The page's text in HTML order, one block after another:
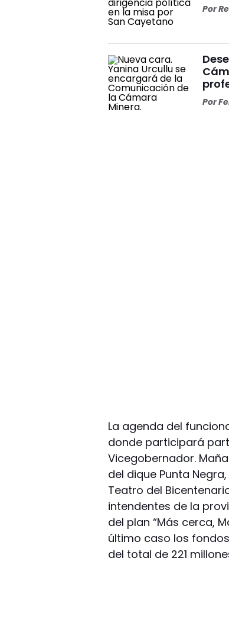
Por
Por
La agenda del
donde participará
Vicegobernador.
del dique Punta
Teatro del
intendentes de la
del plan “Más cerca,
último caso los
del total de 221